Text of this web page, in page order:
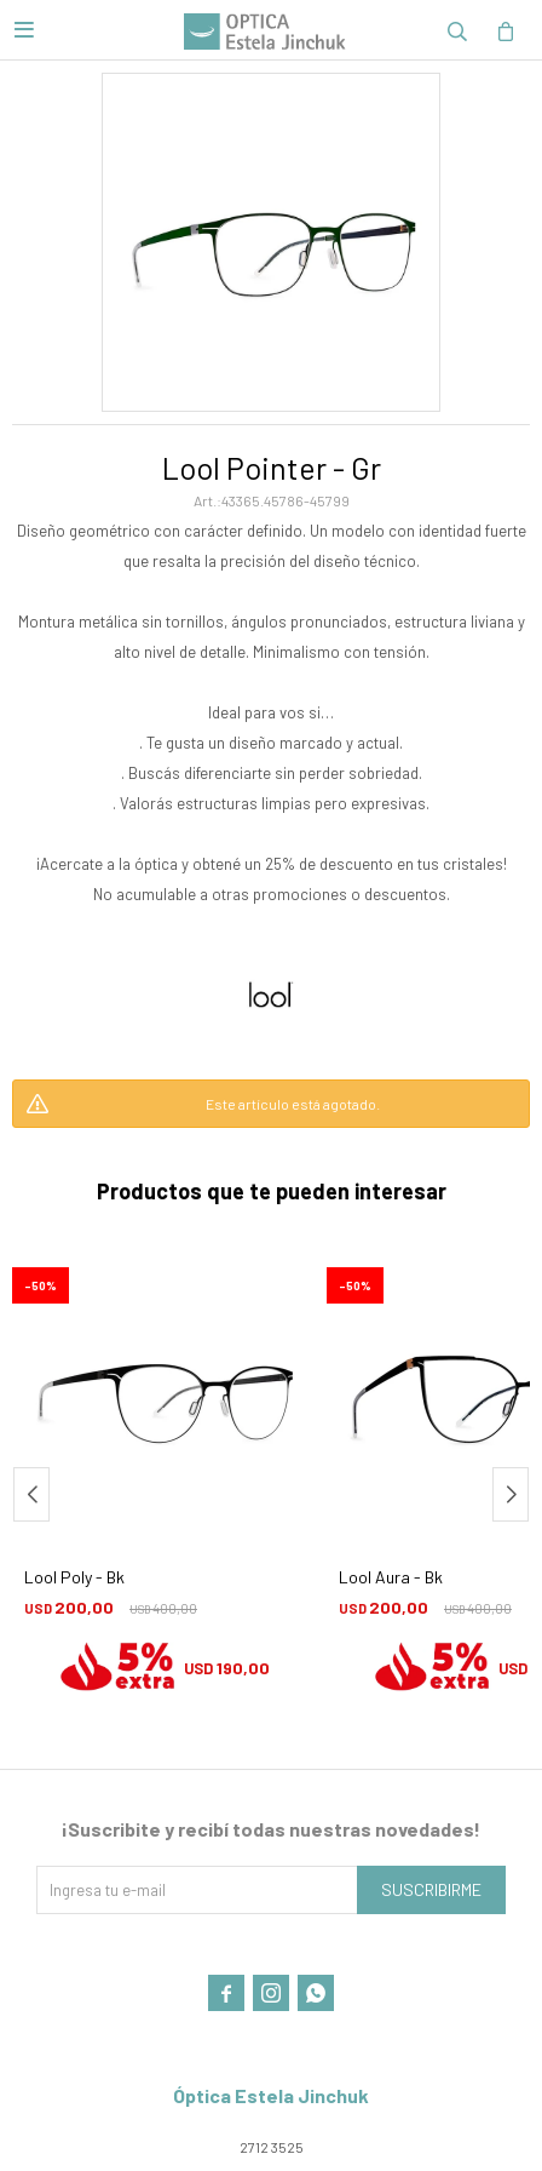

Lool Pointer - Gr
43365.45786-45799
Diseño geométrico con carácter definido. Un modelo con identidad fuerte
que resalta la precisión del diseño técnico.
Montura metálica sin tornillos, ángulos pronunciados, estructura liviana y
alto nivel de detalle. Minimalismo con tensión.
Ideal para vos si…
. Te gusta un diseño marcado y actual.
. Buscás diferenciarte sin perder sobriedad.
. Valorás estructuras limpias pero expresivas.
¡Acercate a la óptica y obtené un 25% de descuento en tus cristales!
No acumulable a otras promociones o descuentos.
Este artículo está agotado.
Productos que te pueden interesar
Lool Poly - Bk
USD 200,00 USD400,00
50
USD190,00
Lool Aura - Bk
USD 200,00 USD400,00
50
USD
Óptica Estela Jinchuk
2712 3525
¡Suscribite y recibí todas nuestras novedades!
SUSCRIBIRME
  